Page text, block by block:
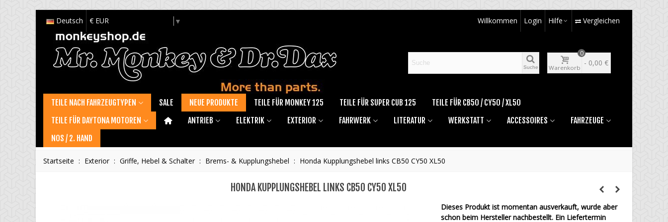
Deutsch € EUR ▼ Willkommen Login Hilfe Vergleichen
Suche Warenkorb
0
- 0,00 €
TEILE NACH FAHRZEUGTYPEN SALE NEUE PRODUKTE TEILE FÜR MONKEY 125 TEILE FÜR SUPER CUB 125
TEILE FÜR CB50 / CY50 / XL50
TEILE FÜR DAYTONA MOTOREN
ANTRIEB ELEKTRIK EXTERIOR FAHRWERK LITERATUR WERKSTATT ACCESSOIRES
FAHRZEUGE
NOS / 2. HAND
Startseite : Exterior : Griffe, Hebel & Schalter : Brems- & Kupplungshebel : Honda Kupplungshebel links CB50 CY50 XL50
HONDA KUPPLUNGSHEBEL LINKS CB50 CY50 XL50
Dieses Produkt ist momentan ausverkauft, wurde aber
schon beim Hersteller nachbestellt. Ein Liefertermin